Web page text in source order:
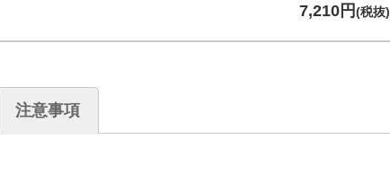
7,210円(税抜)
注意事項